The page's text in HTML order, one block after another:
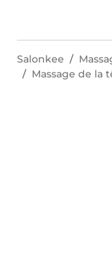
Salonkee
Massage de la